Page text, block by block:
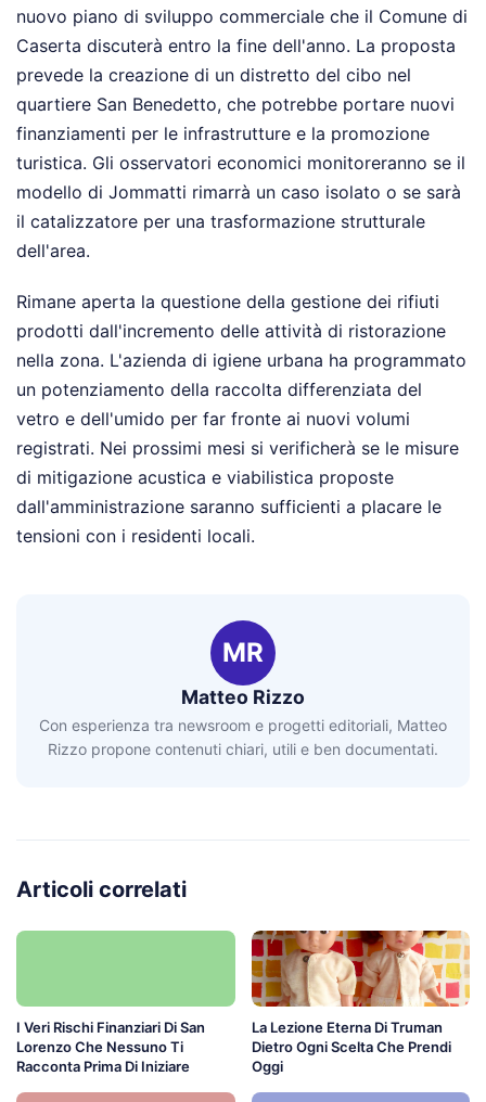
nuovo piano di sviluppo commerciale che il Comune di
Caserta discuterà entro la fine dell'anno. La proposta
prevede la creazione di un distretto del cibo nel
quartiere San Benedetto, che potrebbe portare nuovi
finanziamenti per le infrastrutture e la promozione
turistica. Gli osservatori economici monitoreranno se il
modello di Jommatti rimarrà un caso isolato o se sarà
il catalizzatore per una trasformazione strutturale
dell'area.
Rimane aperta la questione della gestione dei rifiuti
prodotti dall'incremento delle attività di ristorazione
nella zona. L'azienda di igiene urbana ha programmato
un potenziamento della raccolta differenziata del
vetro e dell'umido per far fronte ai nuovi volumi
registrati. Nei prossimi mesi si verificherà se le misure
di mitigazione acustica e viabilistica proposte
dall'amministrazione saranno sufficienti a placare le
tensioni con i residenti locali.
MR
Matteo Rizzo
Con esperienza tra newsroom e progetti editoriali, Matteo
Rizzo propone contenuti chiari, utili e ben documentati.
Articoli correlati
I Veri Rischi Finanziari Di San
Lorenzo Che Nessuno Ti
Racconta Prima Di Iniziare
La Lezione Eterna Di Truman
Dietro Ogni Scelta Che Prendi
Oggi